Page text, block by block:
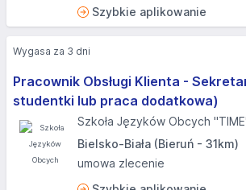
Szybkie aplikowanie
Pracownik Obsługi Klienta -
studentki lub praca dodatkowa)
Szkoła Języków Obcych
Bielsko-Biała (Bieruń - 31km)
umowa zlecenie
Wygasa za 3 dni